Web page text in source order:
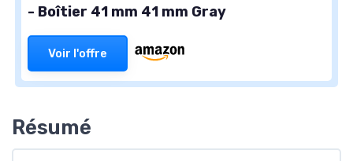
- Boîtier 41 mm 41 mm Gray
Voir l'offre
Résumé